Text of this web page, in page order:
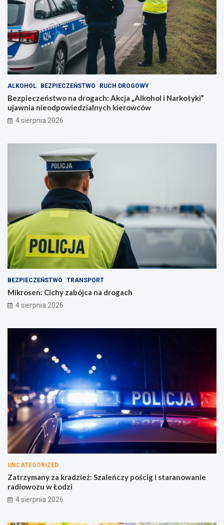
ALKOHOL BEZPIECZEŃSTWO RUCH DROGOWY
Bezpieczeństwo na drogach: Akcja „Alkohol i Narkotyki”
ujawnia nieodpowiedzialnych kierowców
4 sierpnia 2026
BEZPIECZEŃSTWO TRANSPORT
Mikrosen: Cichy zabójca na drogach
4 sierpnia 2026
UNCATEGORIZED
Zatrzymany za kradzież: Szaleńczy pościg i staranowanie
radiowozu w Łodzi
4 sierpnia 2026